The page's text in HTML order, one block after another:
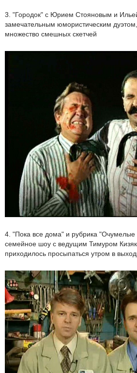
3. "Городок" с Юрием Стояновым и
замечательным юмористическим
множество смешных скетчей
4. "Пока все дома" и рубрика "Очумелые
семейное шоу с ведущим Тимуром
приходилось просыпаться утром в